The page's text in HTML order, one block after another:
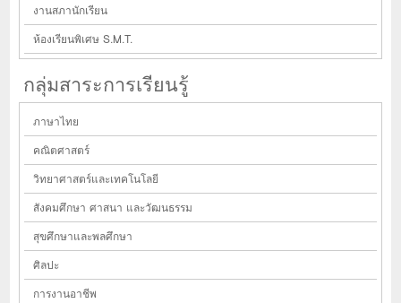
งานสภานักเรียน
ห้องเรียนพิเศษ S.M.T.
กลุ่มสาระการเรียนรู้
ภาษาไทย
คณิตศาสตร์
วิทยาศาสตร์และเทคโนโลยี
สังคมศึกษา ศาสนา และวัฒนธรรม
สุขศึกษาและพลศึกษา
ศิลปะ
การงานอาชีพ